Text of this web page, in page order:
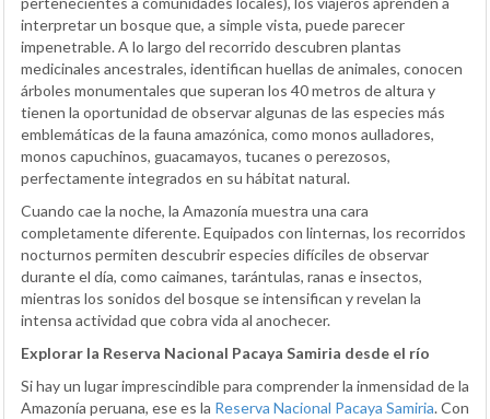
interpretar un bosque que, a simple vista, puede parecer
impenetrable. A lo largo del recorrido descubren plantas
medicinales ancestrales, identifican huellas de animales, conocen
árboles monumentales que superan los 40 metros de altura y
tienen la oportunidad de observar algunas de las especies más
emblemáticas de la fauna amazónica, como monos aulladores,
monos capuchinos, guacamayos, tucanes o perezosos,
perfectamente integrados en su hábitat natural.
Cuando cae la noche, la Amazonía muestra una cara
completamente diferente. Equipados con linternas, los recorridos
nocturnos permiten descubrir especies difíciles de observar
durante el día, como caimanes, tarántulas, ranas e insectos,
mientras los sonidos del bosque se intensifican y revelan la
intensa actividad que cobra vida al anochecer.
Explorar la Reserva Nacional Pacaya Samiria desde el río
Si hay un lugar imprescindible para comprender la inmensidad de la
Amazonía peruana, ese es la Reserva Nacional Pacaya Samiria. Con